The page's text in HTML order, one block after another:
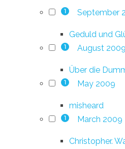
1 September
Geduld und
1 August 2009
Über die
1 May 2009
misheard
1 March 2009
Christopher.